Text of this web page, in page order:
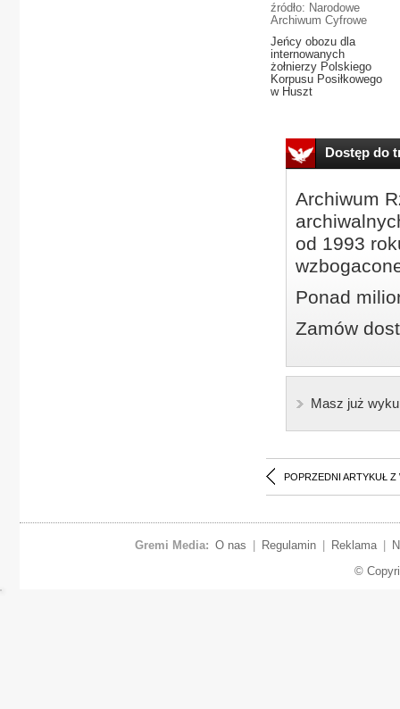
źródło: Narodowe
Archiwum Cyfrowe
Jeńcy obozu dla
internowanych
żołnierzy Polskiego
Korpusu Posiłkowego
w Huszt
Dostęp do
Archiwum
od 1993
Ponad
Zamów
Masz już
POPRZEDNI ARTYKUŁ Z
Gremi Media: O nas Regulamin Reklama
©